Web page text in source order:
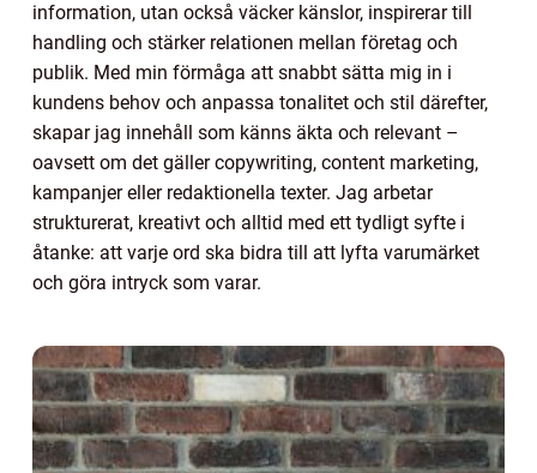
information, utan också väcker känslor, inspirerar till
handling och stärker relationen mellan företag och
publik. Med min förmåga att snabbt sätta mig in i
kundens behov och anpassa tonalitet och stil därefter,
skapar jag innehåll som känns äkta och relevant –
oavsett om det gäller copywriting, content marketing,
kampanjer eller redaktionella texter. Jag arbetar
strukturerat, kreativt och alltid med ett tydligt syfte i
åtanke: att varje ord ska bidra till att lyfta varumärket
och göra intryck som varar.